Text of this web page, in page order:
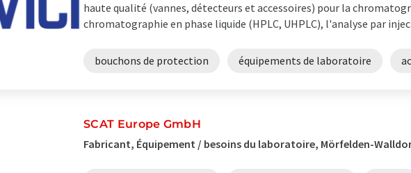
haute qualité (vannes, détecteurs et accessoires) pour la
chromatographie en phase liquide (HPLC, UHPLC), l'analyse par
bouchons de protection équipements de laboratoire
SCAT Europe GmbH
Fabricant, Équipement / besoins du laboratoire, Mörfelden-